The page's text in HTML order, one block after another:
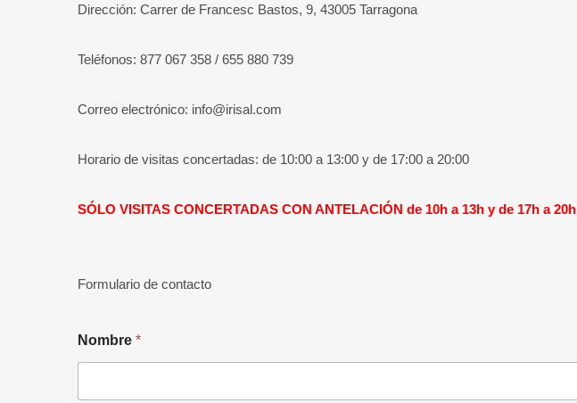
Dirección: Carrer de Francesc Bastos, 9, 43005 Tarragona
Teléfonos: 877 067 358 / 655 880 739
Correo electrónico: info@irisal.com
Horario de visitas concertadas: de 10:00 a 13:00 y de 17:00 a 20:00
SÓLO VISITAS CONCERTADAS CON ANTELACIÓN de 10h a 13h y de 17h a 20h
Formulario de contacto
Nombre *